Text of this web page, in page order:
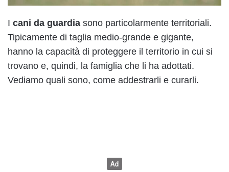
I cani da guardia sono particolarmente territoriali.
Tipicamente di taglia medio-grande e gigante,
hanno la capacità di proteggere il territorio in cui si
trovano e, quindi, la famiglia che li ha adottati.
Vediamo quali sono, come addestrarli e curarli.